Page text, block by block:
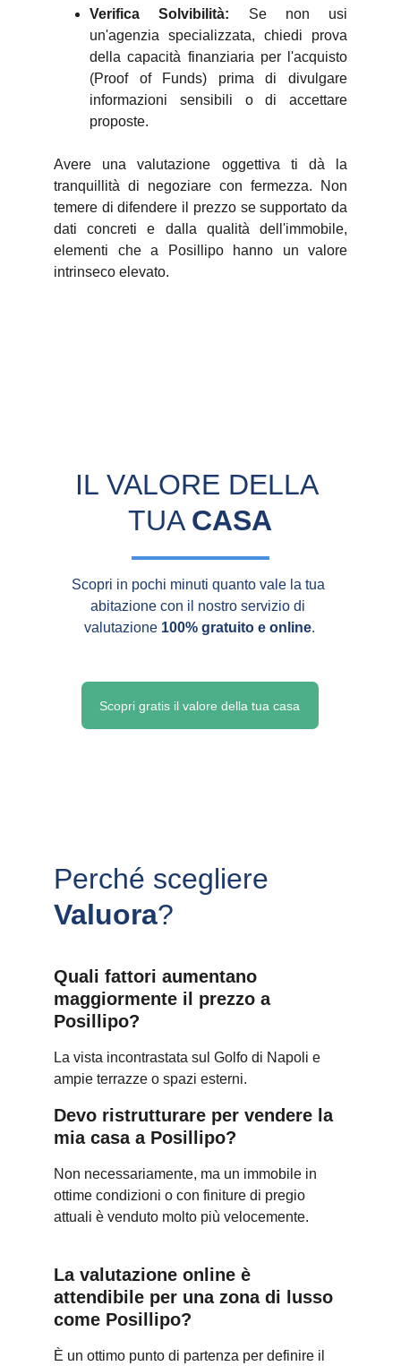
Verifica Solvibilità: Se non usi
un'agenzia specializzata, chiedi prova
della capacità finanziaria per l'acquisto
(Proof of Funds) prima di divulgare
informazioni sensibili o di accettare
proposte.
Avere una valutazione oggettiva ti dà la
tranquillità di negoziare con fermezza. Non
temere di difendere il prezzo se supportato da
dati concreti e dalla qualità dell'immobile,
elementi che a Posillipo hanno un valore
intrinseco elevato.
IL VALORE DELLA
TUA CASA
Scopri gratis il valore della tua casa
Scopri in pochi minuti quanto vale la tua
abitazione con il nostro servizio di
valutazione 100% gratuito e online.
Perché scegliere
Valuora?
Quali fattori aumentano
maggiormente il prezzo a
Posillipo?
La vista incontrastata sul Golfo di Napoli e
ampie terrazze o spazi esterni.
Devo ristrutturare per vendere la
mia casa a Posillipo?
Non necessariamente, ma un immobile in
ottime condizioni o con finiture di pregio
attuali è venduto molto più velocemente.
La valutazione online è
attendibile per una zona di lusso
come Posillipo?
È un ottimo punto di partenza per definire il